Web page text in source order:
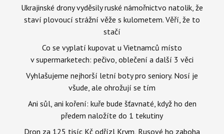
Ukrajinské drony vyděsily ruské námořnictvo natolik, že
staví plovoucí strážní věže s kulometem. Věří, že to
stačí
Co se vyplatí kupovat u Vietnamců místo
v supermarketech: pečivo, oblečení a další 3 věci
Vyhlašujeme nejhorší letní boty pro seniory. Nosí je
všude, ale ohrožují se tím
Ani sůl, ani koření: kuře bude šťavnaté, když ho den
předem naložíte do 1 tekutiny
Dron za 125 tisíc Kč odřízl Krym, Rusové ho zaboha